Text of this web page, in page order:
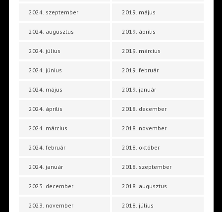
2024. szeptember
2024. augusztus
2024. július
2024. június
2024. május
2024. április
2024. március
2024. február
2024. január
2023. december
2023. november
2019. május
2019. április
2019. március
2019. február
2019. január
2018. december
2018. november
2018. október
2018. szeptember
2018. augusztus
2018. július